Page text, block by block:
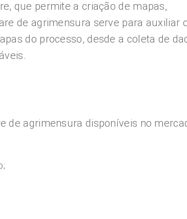
que permite a criação de mapas,
de agrimensura serve para auxiliar
do processo, desde a coleta de
de agrimensura disponíveis no